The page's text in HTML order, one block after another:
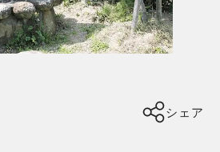
シェア